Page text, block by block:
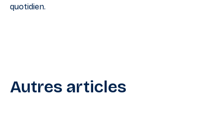
quotidien.
Autres articles